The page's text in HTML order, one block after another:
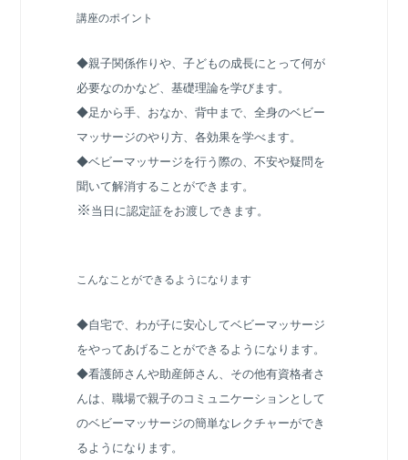
講座のポイント
◆親子関係作りや、子どもの成長にとって何が
必要なのかなど、基礎理論を学びます。
◆足から手、おなか、背中まで、全身のベビー
マッサージのやり方、各効果を学べます。
◆ベビーマッサージを行う際の、不安や疑問を
聞いて解消することができます。
※当日に認定証をお渡しできます。
こんなことができるようになります
◆自宅で、わが子に安心してベビーマッサージ
をやってあげることができるようになります。
◆看護師さんや助産師さん、その他有資格者さ
んは、職場で親子のコミュニケーションとして
のベビーマッサージの簡単なレクチャーができ
るようになります。